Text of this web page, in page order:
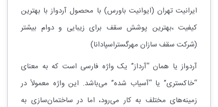
ایرانیت تهران (ایوانیت باورس) با محصول آردواز با بهترین
کیفیت ،بهترین پوشش سقف برای زیبایی و دوام بیشتر
(شرکت سقف سازان مهرگستراسپادانا)
آردواز یا همان “آرداز” یک واژه فارسی است که به معنای
“خاکستری” یا “آسیاب شده” می‌باشد. این واژه معمولاً در
زمینه‌های مختلف به کار می‌رود، اما در ساختمان‌سازی به